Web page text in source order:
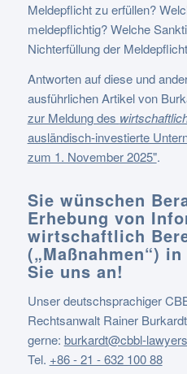
Meldepflicht zu erfüllen?
meldepflichtig? Welche
Nichterfüllung der
Antworten auf diese und
ausführlichen Artikel von
zur Meldung des
ausländisch-investierte
zum 1. November 2025".
Sie wünschen
Erhebung von
wirtschaftlich
(„Maßnahmen“)
Sie uns an!
Unser deutschsprachiger
Rechtsanwalt Rainer
gerne: burkardt@cbbl-
Tel. +86 - 21 - 632 100 88